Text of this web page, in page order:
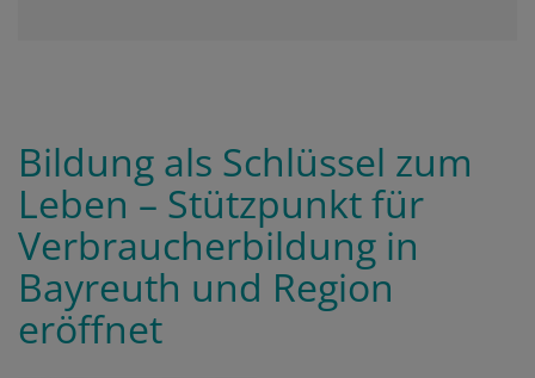
Bildung als Schlüssel zum
Leben – Stützpunkt für
Verbraucherbildung in
Bayreuth und Region
eröffnet